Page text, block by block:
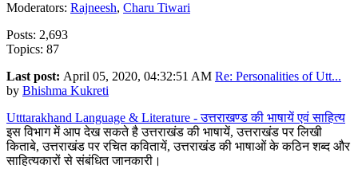
Moderators: Rajneesh, Charu Tiwari
Posts: 2,693
Topics: 87
Last post: April 05, 2020, 04:32:51 AM Re: Personalities of Utt...
by Bhishma Kukreti
Utttarakhand Language & Literature - उत्तराखण्ड की भाषायें एवं साहित्य
इस विभाग में आप देख सकते है उत्तराखंड की भाषायें, उत्तराखंड पर लिखी
किताबे, उत्तराखंड पर रचित कवितायें, उत्तराखंड की भाषाओं के कठिन शब्द और
साहित्यकारों से संबंधित जानकारी।